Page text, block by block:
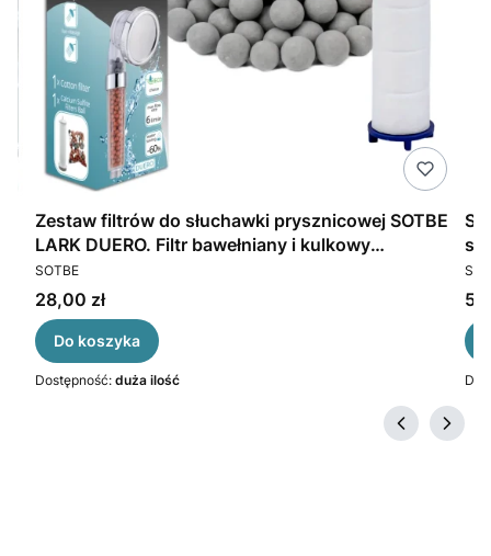
Zestaw filtrów do słuchawki prysznicowej SOTBE
LARK DUERO. Filtr bawełniany i kulkowy
oczyszczający wodę. Wkłady wymienne
PRODUCENT
SOTBE
Cena
28,00 zł
Do koszyka
Dostępność: duża ilość